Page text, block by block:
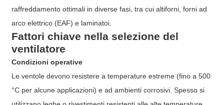
raffreddamento ottimali in diverse fasi, tra cui altiforni, forni ad
arco elettrico (EAF) e laminatoi.
Fattori chiave nella selezione del
ventilatore
Condizioni operative
Le ventole devono resistere a temperature estreme (fino a 500
°C per alcune applicazioni) e ad ambienti corrosivi. Spesso si